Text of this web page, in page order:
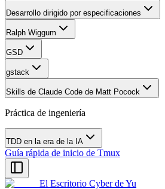
Desarrollo dirigido por especificaciones
Ralph Wiggum
GSD
gstack
Skills de Claude Code de Matt Pocock
Práctica de ingeniería
TDD en la era de la IA
Guía rápida de inicio de Tmux
El Escritorio Cyber de Yu